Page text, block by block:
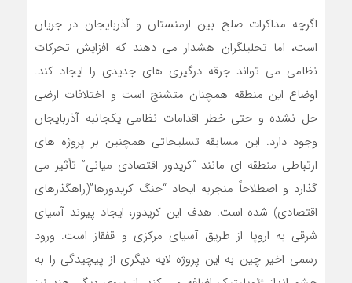
اگرچه مذاکرات صلح بین ارمنستان و آذربایجان در جریان
است، اما تحلیلگران هشدار می دهند که افزایش تحرکات
نظامی می تواند جرقه درگیری های جدیدی را ایجاد کند.
اوضاع این منطقه همچنان متشنج است و اختلافات ارضی
حل نشده و حتی خطر اقدامات نظامی یکجانبه آذربایجان
وجود دارد. این مسابقه تسلیحاتی همچنین بر پروژه های
ارتباطی منطقه ای مانند “کریدور اقتصادی میانی” تأثیر می
گذارد و اصطلاحاً منجربه ایجاد “جنگ کریدورها”(راهگذرهای
اقتصادی) شده است. هدف این کریدور، ایجاد پیوند آسیای
شرقی به اروپا از طریق آسیای مرکزی و قفقاز است. ورود
رسمی اخیر چین به این پروژه لایه دیگری از پیچیدگی را به